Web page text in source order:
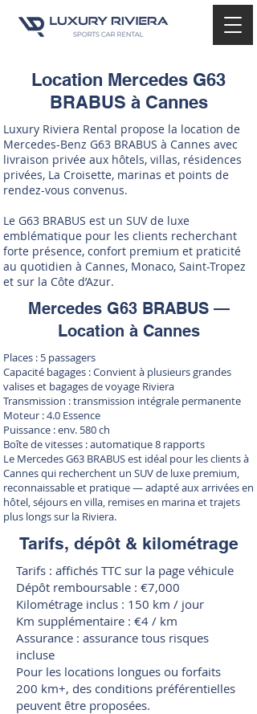
Location Mercedes G63
BRABUS à Cannes
Luxury Riviera Rental propose la location de
Mercedes-Benz G63 BRABUS à Cannes avec
livraison privée aux hôtels, villas, résidences
privées, La Croisette, marinas et points de
rendez-vous convenus.
Le G63 BRABUS est un SUV de luxe
emblématique pour les clients recherchant
forte présence, confort premium et praticité
au quotidien à Cannes, Monaco, Saint-Tropez
et sur la Côte d’Azur.
Mercedes G63 BRABUS —
Location à Cannes
Places : 5 passagers
Capacité bagages : Convient à plusieurs grandes
valises et bagages de voyage Riviera
Transmission : transmission intégrale permanente
Moteur : 4.0 Essence
Puissance : env. 580 ch
Boîte de vitesses : automatique 8 rapports
Le Mercedes G63 BRABUS est idéal pour les clients à
Cannes qui recherchent un SUV de luxe premium,
reconnaissable et pratique — adapté aux arrivées en
hôtel, séjours en villa, remises en marina et trajets
plus longs sur la Riviera.
Tarifs, dépôt & kilométrage
Tarifs : affichés TTC sur la page véhicule
Dépôt remboursable : €7,000
Kilométrage inclus : 150 km / jour
Km supplémentaire : €4 / km
Assurance : assurance tous risques
incluse
Pour les locations longues ou forfaits
200 km+, des conditions préférentielles
peuvent être proposées.